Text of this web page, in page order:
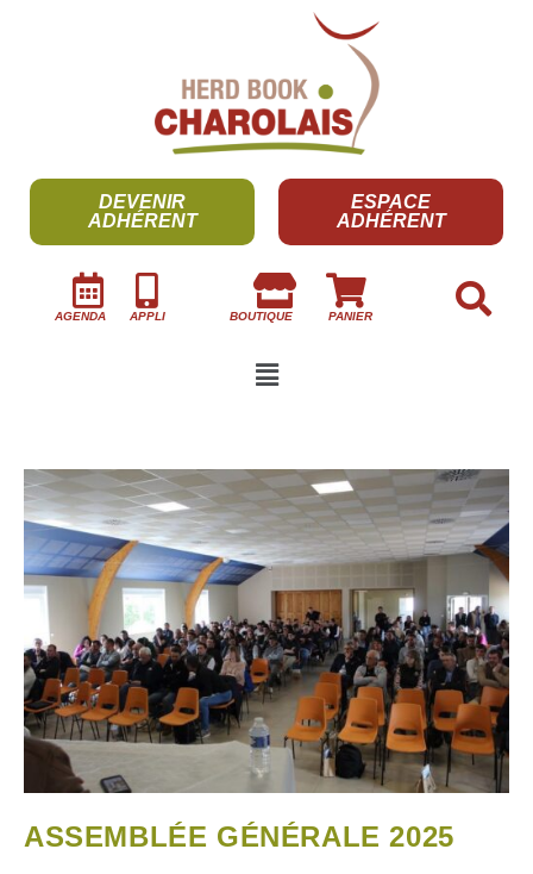
DEVENIR
ADHÉRENT
ESPACE
ADHÉRENT
AGENDA APPLI BOUTIQUE PANIER
ASSEMBLÉE GÉNÉRALE 2025